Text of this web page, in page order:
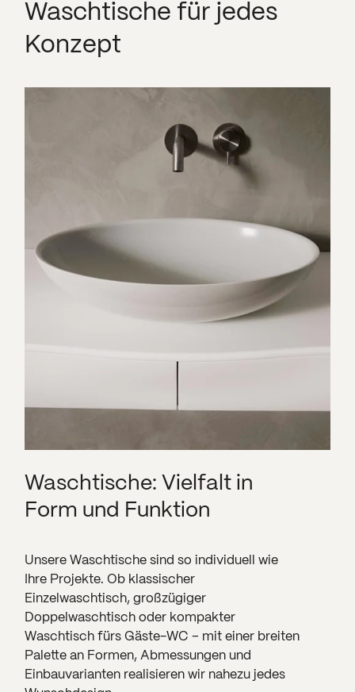
Waschtische für jedes
Konzept
Waschtische: Vielfalt in
Form und Funktion
Unsere Waschtische sind so individuell wie
Ihre Projekte. Ob klassischer
Einzelwaschtisch, großzügiger
Doppelwaschtisch oder kompakter
Waschtisch fürs Gäste-WC – mit einer breiten
Palette an Formen, Abmessungen und
Einbauvarianten realisieren wir nahezu jedes